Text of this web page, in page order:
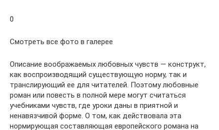
0
Смотреть все фото в галерее
Описание воображаемых любовных чувств — конструкт,
как воспроизводящий существующую норму, так и
транслирующий ее для читателей. Поэтому любовные
роман или повесть в полной мере могут считаться
учебниками чувств, где уроки даны в приятной и
ненавязчивой форме. О том, как действовала эта
нормирующая составляющая европейского романа на